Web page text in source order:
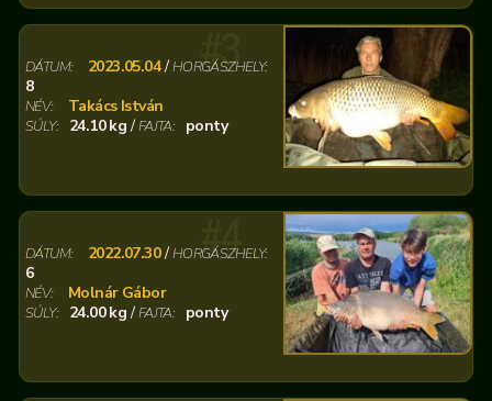
#3
DÁTUM: 2023.05.04/HORGÁSZHELY:
8
NÉV: Takács István
SÚLY: 24.10 kg/FAJTA: ponty
#4
DÁTUM: 2022.07.30/HORGÁSZHELY:
6
NÉV: Molnár Gábor
SÚLY: 24.00 kg/FAJTA: ponty